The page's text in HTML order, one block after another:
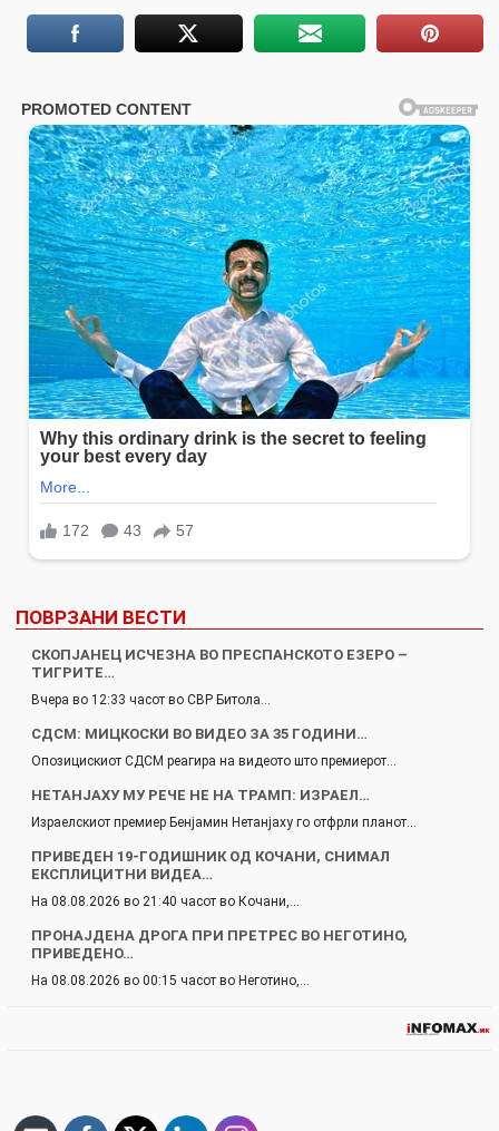
ПОВРЗАНИ ВЕСТИ
СКОПЈАНЕЦ ИСЧЕЗНА ВО ПРЕСПАНСКОТО ЕЗЕРО –
ТИГРИТЕ…
Вчера во 12:33 часот во СВР Битола…
СДСМ: МИЦКОСКИ ВО ВИДЕО ЗА 35 ГОДИНИ…
Опозицискиот СДСМ реагира на видеото што премиерот…
НЕТАНЈАХУ МУ РЕЧЕ НЕ НА ТРАМП: ИЗРАЕЛ…
Израелскиот премиер Бенјамин Нетанјаху го отфрли планот…
ПРИВЕДЕН 19-ГОДИШНИК ОД КОЧАНИ, СНИМАЛ
ЕКСПЛИЦИТНИ ВИДЕА…
На 08.08.2026 во 21:40 часот во Кочани,…
ПРОНАЈДЕНА ДРОГА ПРИ ПРЕТРЕС ВО НЕГОТИНО,
ПРИВЕДЕНО…
На 08.08.2026 во 00:15 часот во Неготино,…